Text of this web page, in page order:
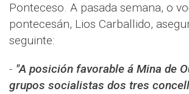
Ponteceso. A pasada semana, o
pontecesán, Lios Carballido,
seguinte:
- "A posición favorable á Mina de
grupos socialistas dos tres